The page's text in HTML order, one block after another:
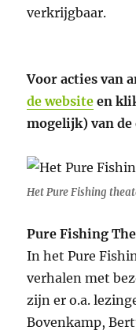
verkrijgbaar.
Voor acties van
de website en
mogelijk) van de
Het Pure Fishing
Pure Fishing
In het Pure
verhalen met
zijn er o.a.
Bovenkamp,